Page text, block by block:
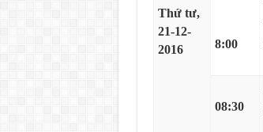
Thứ tư,
21-12-
2016
8:00
08:30